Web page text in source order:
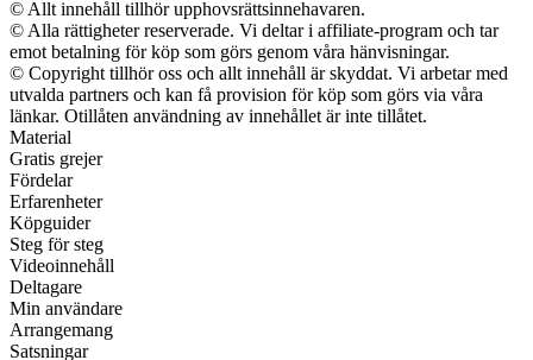
© Allt innehåll tillhör upphovsrättsinnehavaren.
© Alla rättigheter reserverade. Vi deltar i affiliate-program och tar
emot betalning för köp som görs genom våra hänvisningar.
© Copyright tillhör oss och allt innehåll är skyddat. Vi arbetar med
utvalda partners och kan få provision för köp som görs via våra
länkar. Otillåten användning av innehållet är inte tillåtet.
Material
Gratis grejer
Fördelar
Erfarenheter
Köpguider
Steg för steg
Videoinnehåll
Deltagare
Min användare
Arrangemang
Satsningar